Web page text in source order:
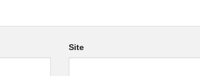
Site